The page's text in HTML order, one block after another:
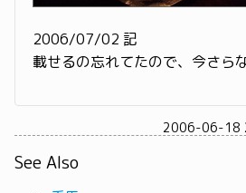
2006/07/02 記
載せるの忘れてたので、今さら
2006-06-18
See Also